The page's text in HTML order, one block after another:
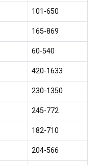
101-650
165-869
60-540
420-1633
230-1350
245-772
182-710
204-566